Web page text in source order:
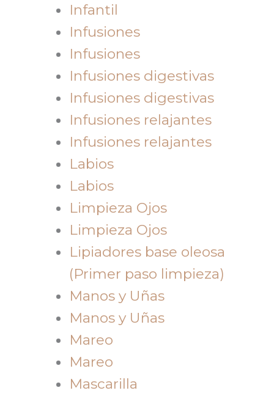
Infantil
Infusiones
Infusiones
Infusiones digestivas
Infusiones digestivas
Infusiones relajantes
Infusiones relajantes
Labios
Labios
Limpieza Ojos
Limpieza Ojos
Lipiadores base oleosa
(Primer paso limpieza)
Manos y Uñas
Manos y Uñas
Mareo
Mareo
Mascarilla